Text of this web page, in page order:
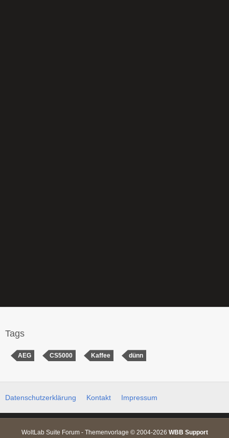
Tags
AEG CS5000 Kaffee dünn
Datenschutzerklärung Kontakt Impressum
WoltLab Suite Forum - Themenvorlage © 2004-2026 WBB Support